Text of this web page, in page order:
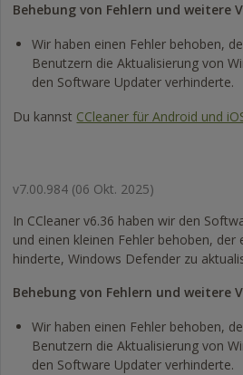
Behebung von Fehlern und weitere
Wir haben einen Fehler behoben,
Benutzern die Aktualisierung von
den Software Updater verhinderte.
Du kannst CCleaner für Android und
v7.00.984 (06 Okt. 2025)
In CCleaner v6.36 haben wir den
und einen kleinen Fehler behoben, der
hinderte, Windows Defender zu
Behebung von Fehlern und weitere
Wir haben einen Fehler behoben,
Benutzern die Aktualisierung von
den Software Updater verhinderte.